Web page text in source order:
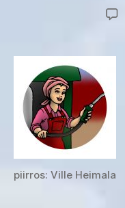
piirros: Ville Heimala